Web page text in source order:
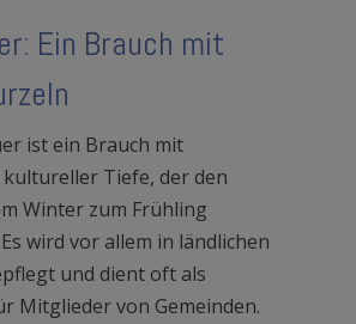
Ein Brauch mit
ist ein Brauch mit
Tiefe, der den
Winter zum Frühling
wird vor allem in ländlichen
und dient oft als
Mitglieder von Gemeinden.